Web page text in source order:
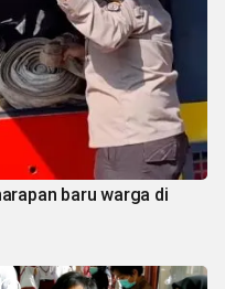
baru warga di